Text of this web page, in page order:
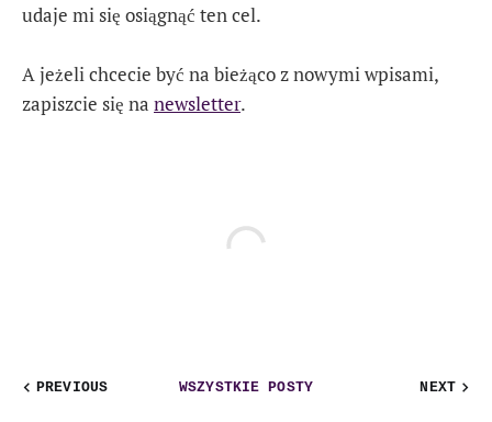
udaje mi się osiągnąć ten cel.
A jeżeli chcecie być na bieżąco z nowymi wpisami,
zapiszcie się na newsletter.
PREVIOUS WSZYSTKIE POSTY NEXT